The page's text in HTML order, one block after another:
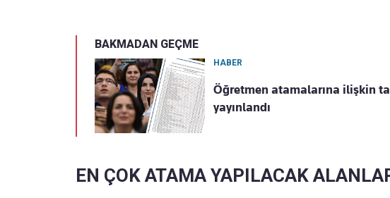
BAKMADAN GEÇME
HABER
Öğretmen atamalarına ilişkin
yayınlandı
EN ÇOK ATAMA YAPILACAK